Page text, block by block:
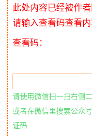
此处内容已经被作者
请输入查看码查看
查看码：
请使用微信扫一扫右侧二
或者在微信里搜索公众
证码